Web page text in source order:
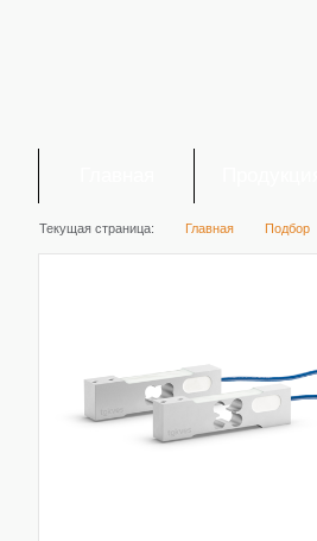
Текущая страница: Главная Подбор